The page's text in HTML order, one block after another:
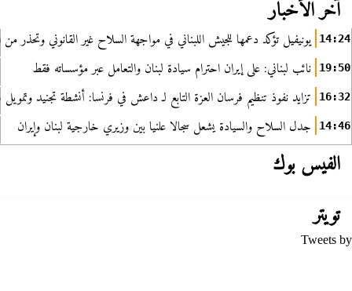
آخر الأخبار
14:24 يونيفيل تؤكد دعمها للجيش اللبناني في مواجهة السلاح غير القانوني وتحذر من
19:50 نائب لبناني: على إيران احترام سيادة لبنان والتعامل عبر مؤسساته فقط
16:32 تزايد نفوذ تنظيم فرسان العزة التابع لـ داعش في فرنسا: أنشطة تجنيد
14:46 جدل السلاح والسيادة يشعل سجالا علنيا بين وزيري خارجية لبنان وإيران
الفيس بوك
تويتر
Tweets by